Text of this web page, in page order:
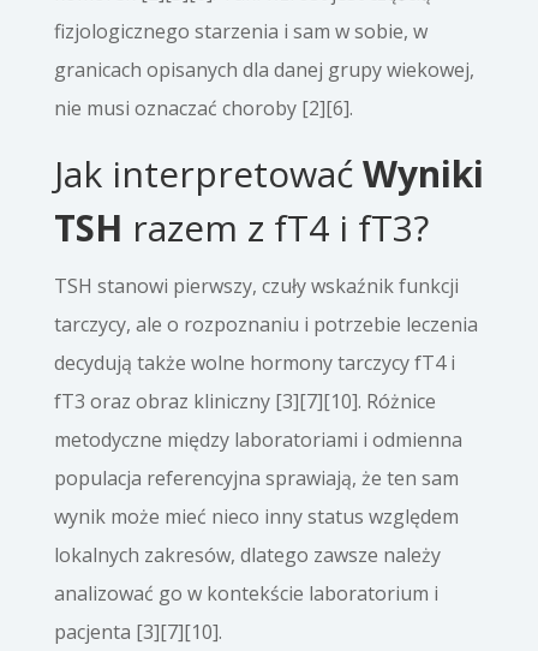
fizjologicznego starzenia i sam w sobie, w
granicach opisanych dla danej grupy wiekowej,
nie musi oznaczać choroby [2][6].
Jak interpretowaćWyniki
TSH razem z fT4 i fT3?
TSH stanowi pierwszy, czuły wskaźnik funkcji
tarczycy, ale o rozpoznaniu i potrzebie leczenia
decydują także wolne hormony tarczycy fT4 i
fT3 oraz obraz kliniczny [3][7][10]. Różnice
metodyczne między laboratoriami i odmienna
populacja referencyjna sprawiają, że ten sam
wynik może mieć nieco inny status względem
lokalnych zakresów, dlatego zawsze należy
analizować go w kontekście laboratorium i
pacjenta [3][7][10].